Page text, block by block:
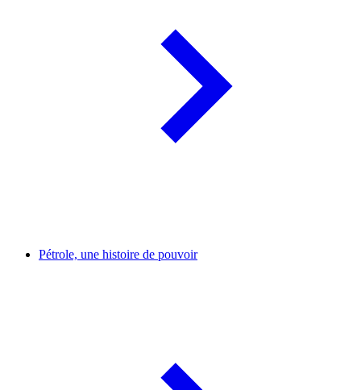
Pétrole, une histoire de pouvoir